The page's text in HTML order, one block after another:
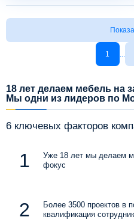
1 ...
18 лет делаем мебель на
Мы одни из лидеров по
6 ключевых факторов
Уже 18 лет мы делаем
фокус
Более 3500 проектов в
квалификация